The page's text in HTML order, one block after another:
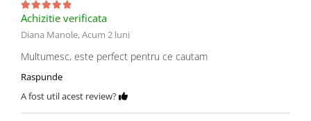
Achizitie verificata
Diana Manole,Acum 2 luni
Multumesc, este perfect pentru ce cautam
Raspunde
A fost util acest review?